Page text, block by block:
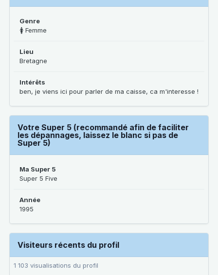
Genre
🚺 Femme
Lieu
Bretagne
Intérêts
ben, je viens ici pour parler de ma caisse, ca m'interesse !
Votre Super 5 (recommandé afin de faciliter
les dépannages, laissez le blanc si pas de
Super 5)
Ma Super 5
Super 5 Five
Année
1995
Visiteurs récents du profil
1 103 visualisations du profil